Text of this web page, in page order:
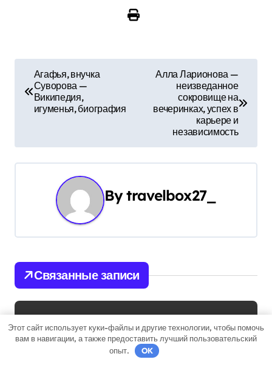
и
г
и
я
п
о
з
Агафья, внучка
Суворова —
Википедия,
игуменья, биография
Алла Ларионова —
неизведанное
сокровище на
вечеринках, успех в
карьере и
независимость
Bytravelbox27_
Связанные записи
Uncategorised
Этот сайт использует куки-файлы и другие технологии, чтобы помочь
вам в навигации, а также предоставить лучший пользовательский
опыт.
OK